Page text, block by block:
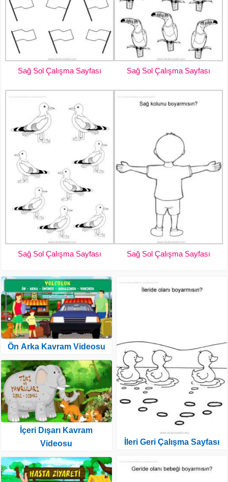
Sağ Sol Çalışma Sayfası Sağ Sol Çalışma Sayfası
Sağ Sol Çalışma Sayfası Sağ Sol Çalışma Sayfası
Ön Arka Kavram Videosu
İçeri Dışarı Kavram
Videosu
İleri Geri Çalışma Sayfası